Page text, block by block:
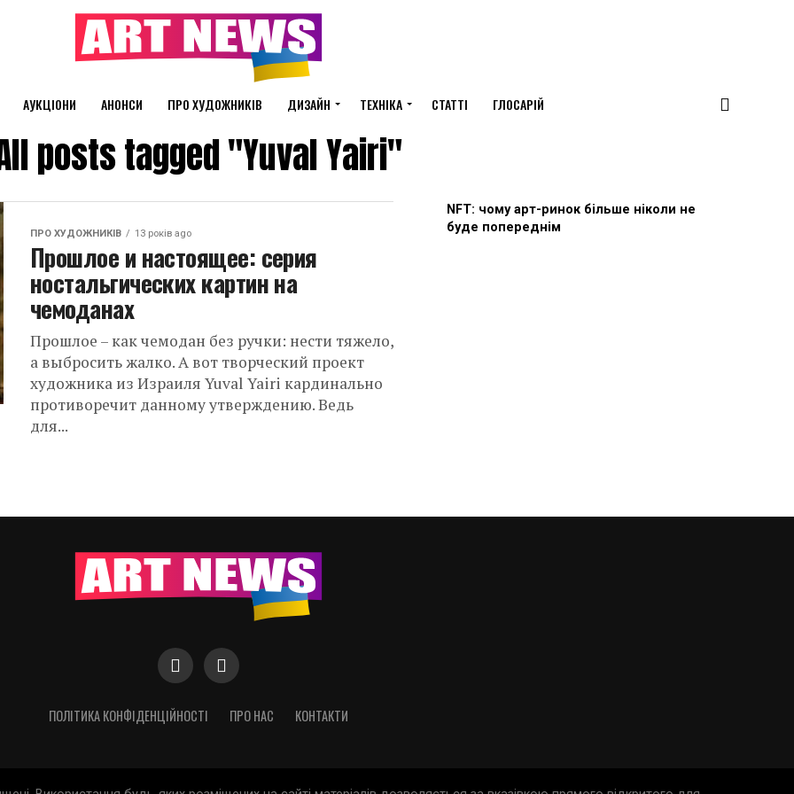
АУКЦІОНИ АНОНСИ ПРО ХУДОЖНИКІВ ДИЗАЙН ТЕХНІКА СТАТТІ ГЛОСАРІЙ
posts tagged "Yuval Yairi"
ПРО ХУДОЖНИКІВ 13 років ago
Прошлое и настоящее: серия
ностальгических картин на
чемоданах
Прошлое – как чемодан без ручки: нести тяжело,
а выбросить жалко. А вот творческий проект
художника из Израиля Yuval Yairi кардинально
противоречит данному утверждению. Ведь
для...
NFT: чому арт-ринок більше ніколи не
буде попереднім
ПОЛІТИКА КОНФІДЕНЦІЙНОСТІ ПРО НАС КОНТАКТИ